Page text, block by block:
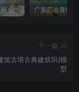
武汉鲁能孝感美丽乡村策划定位及概念规划
下一篇
筑古塔古典建筑SU模
型